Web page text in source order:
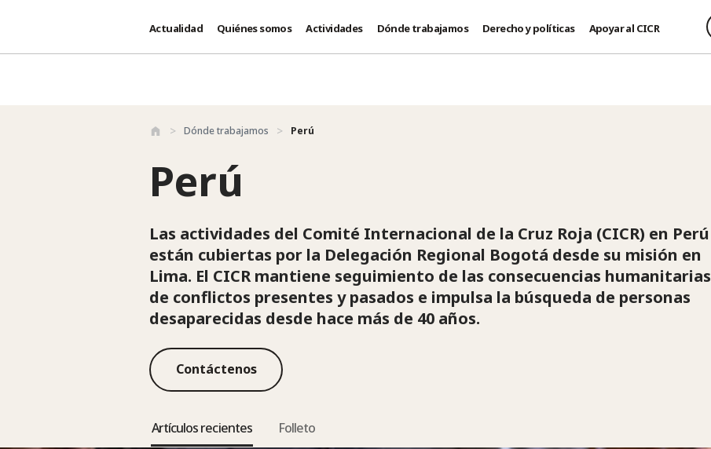
Actualidad Quiénes somos Actividades Dónde trabajamos Derecho y políticas Apoyar al CICR
Dónde trabajamos Perú
Perú
Las actividades del Comité Internacional de la Cruz Roja (CICR) en Perú
están cubiertas por la Delegación Regional Bogotá desde su misión en
Lima. El CICR mantiene seguimiento de las consecuencias humanitarias
de conflictos presentes y pasados e impulsa la búsqueda de personas
desaparecidas desde hace más de 40 años.
Contáctenos
Artículos recientes Folleto